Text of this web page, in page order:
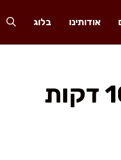
אודותינו בלוג
עדשים שחורות עם גזר, שום וכמון ב-10 דקות